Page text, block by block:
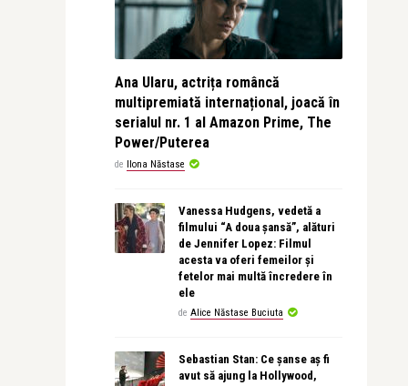
Ana Ularu, actrița româncă
multipremiată internațional, joacă în
serialul nr. 1 al Amazon Prime, The
Power/Puterea
de Ilona Năstase
Vanessa Hudgens, vedetă a
filmului “A doua șansă”, alături
de Jennifer Lopez: Filmul
acesta va oferi femeilor și
fetelor mai multă încredere în
ele
de Alice Năstase Buciuta
Sebastian Stan: Ce șanse aș fi
avut să ajung la Hollywood,